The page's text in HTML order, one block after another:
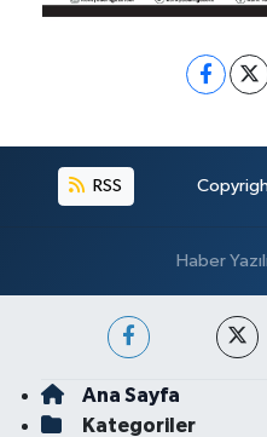
RSS
Haber
Ana Sayfa
Kategoriler